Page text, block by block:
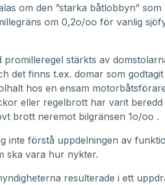
om den ”starka båtlobbyn” som
om 0,2o/oo för vanlig
stärkts av
det finns t.ex. domar som
hos en ensam
eller regelbrott har varit beredd
brott neremot bilgränsen 1o/oo .
inte förstå uppdelningen av
ska vara hur nykter.
resulterade i ett